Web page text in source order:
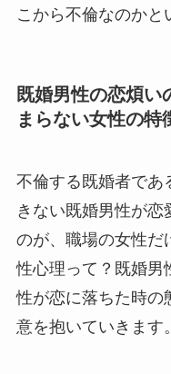
こから不倫なのかと
既婚男性の恋煩い
まらない女性の特
不倫する既婚者であ
きない既婚男性が恋
のが、職場の女性だ
性心理って？既婚男
性が恋に落ちた時の
意を抱いていきます。